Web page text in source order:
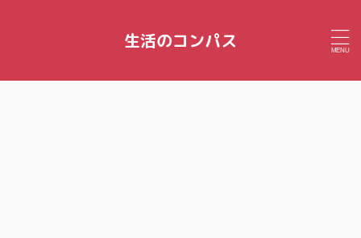
生活のコンパス